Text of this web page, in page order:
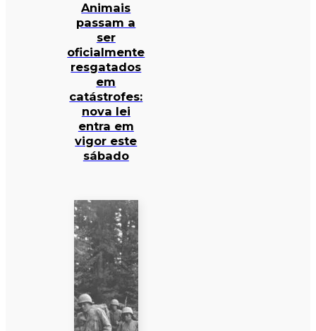
Animais
passam a
ser
oficialmente
resgatados
em
catástrofes:
nova lei
entra em
vigor este
sábado